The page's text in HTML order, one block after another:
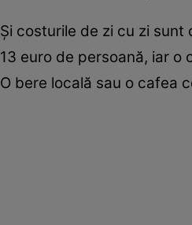
Și costurile de zi cu zi
13 euro de persoană, iar
O bere locală sau o cafea